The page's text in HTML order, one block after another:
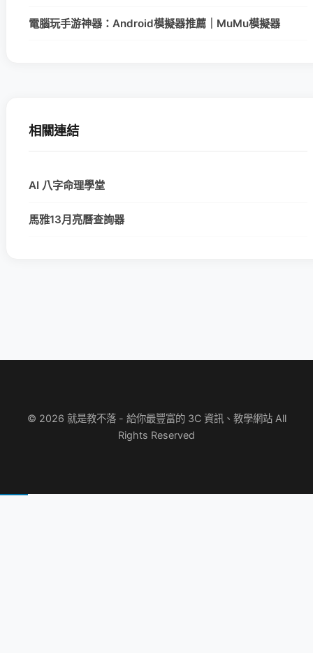
電腦玩手游神器：Android模擬器推薦｜MuMu模擬器
相關連結
AI 八字命理學堂
馬雅13月亮曆查詢器
© 2026 就是教不落 - 給你最豐富的 3C 資訊、教學網站 All
Rights Reserved